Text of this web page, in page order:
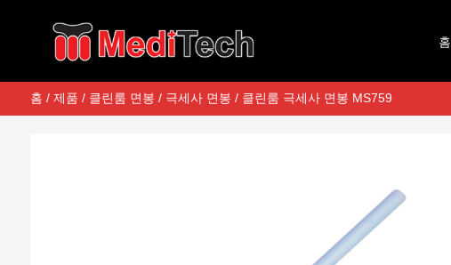
홈
홈 / 제품 / 클린룸 면봉 / 극세사 면봉 / 클린룸 극세사 면봉 MS759